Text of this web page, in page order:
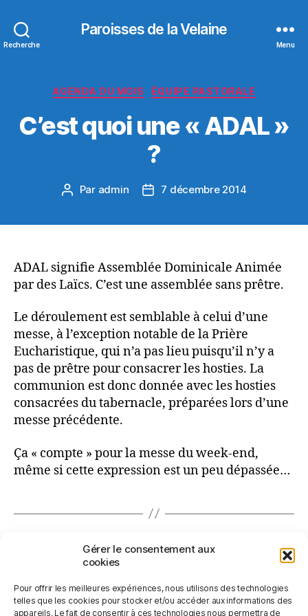
Gérer le consentement aux
cookies
Pour offrir les meilleures expériences, nous utilisons des technologies
telles que les cookies pour stocker et/ou accéder aux informations des
appareils. Le fait de consentir à ces technologies nous permettra de
Recherche
Paroisses de la Velaine
Menu
Catégories
AGENDA DU MOIS ÉQUIPE PASTORALE
C’est quoi une « ADAL »
?
Auteur
Par admin
Date7 décembre 2014
ADAL signifie Assemblée Dominicale Animée
par des Laïcs. C’est une assemblée sans prêtre.
Le déroulement est semblable à celui d’une
messe, à l’exception notable de la Prière
Eucharistique, qui n’a pas lieu puisqu’il n’y a
pas de prêtre pour consacrer les hosties. La
communion est donc donnée avec les hosties
consacrées du tabernacle, préparées lors d’une
messe précédente.
Ça « compte » pour la messe du week-end,
même si cette expression est un peu dépassée…
Le conte et la messe de Noël pour les enfants